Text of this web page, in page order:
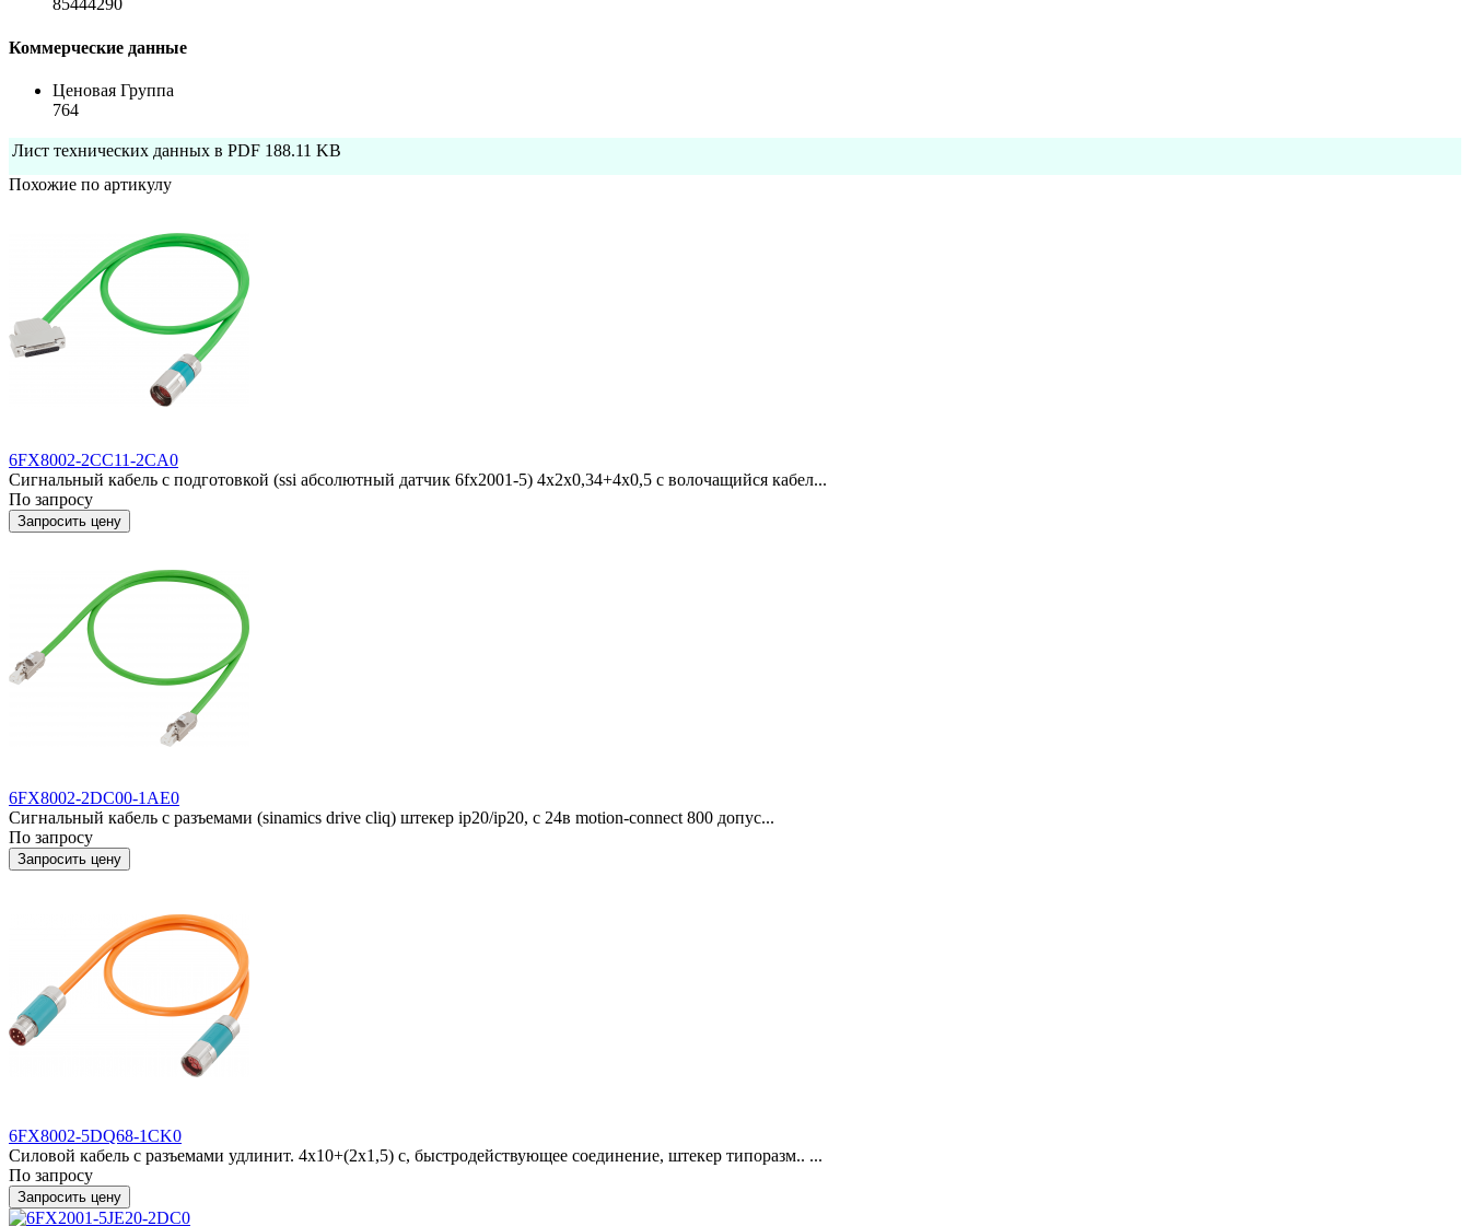
85444290
Коммерческие данные
Ценовая Группа
764
Лист технических данных в PDF 188.11 KB
Похожие по артикулу
6FX8002-2CC11-2CA0
Сигнальный кабель с подготовкой (ssi абсолютный датчик 6fx2001-5) 4x2x0,34+4x0,5 c волочащийся кабел...
По запросу
Запросить цену
6FX8002-2DC00-1AE0
Сигнальный кабель с разъемами (sinamics drive cliq) штекер ip20/ip20, с 24в motion-connect 800 допус...
По запросу
Запросить цену
6FX8002-5DQ68-1CK0
Силовой кабель с разъемами удлинит. 4x10+(2x1,5) c, быстродействующее соединение, штекер типоразм.. ...
По запросу
Запросить цену